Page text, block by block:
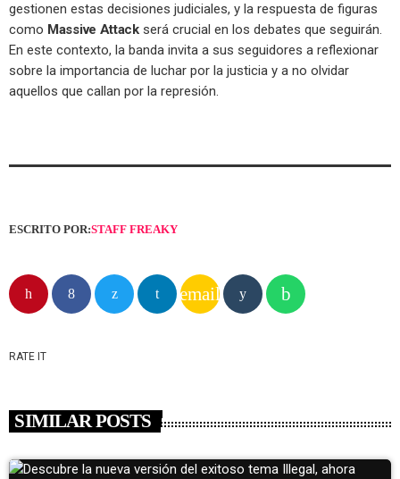
gestionen estas decisiones judiciales, y la respuesta de figuras
como Massive Attackserá crucial en los debates que seguirán.
En este contexto, la banda invita a sus seguidores a reflexionar
sobre la importancia de luchar por la justicia y a no olvidar
aquellos que callan por la represión.
ESCRITO POR:STAFF FREAKY
email
RATE IT
SIMILAR POSTS